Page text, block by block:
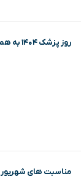
روز پزشک ۱۴۰۴ به همراه پیام تبریک
مناسبت های شهریور ۱۴۰۴